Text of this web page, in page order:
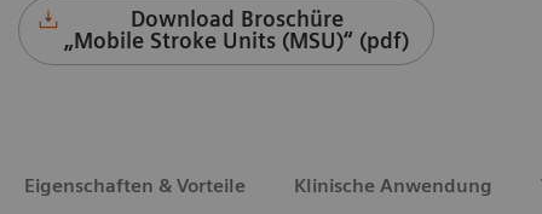
Download Broschüre
„Mobile Stroke Units (MSU)“ (pdf)
Eigenschaften & Vorteile Klinische Anwendung